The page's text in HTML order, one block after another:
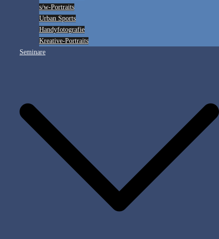
s/w-Portraits
Urban Sports
Handyfotografie
Kreative-Portraits
Seminare